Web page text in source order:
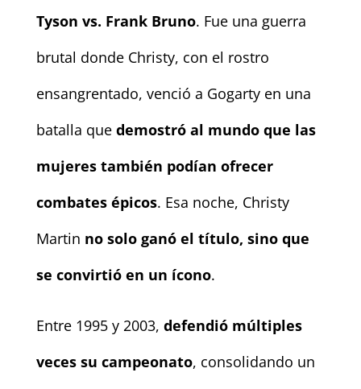
Tyson vs. Frank Bruno. Fue una guerra
brutal donde Christy, con el rostro
ensangrentado, venció a Gogarty en una
batalla que demostró al mundo que las
mujeres también podían ofrecer
combates épicos. Esa noche, Christy
Martin no solo ganó el título, sino que
se convirtió en un ícono.
Entre 1995 y 2003, defendió múltiples
veces su campeonato, consolidando un